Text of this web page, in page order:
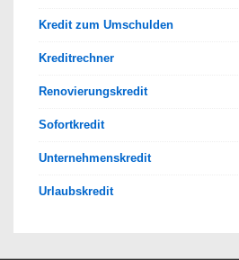
Kredit zum Umschulden
Kreditrechner
Renovierungskredit
Sofortkredit
Unternehmenskredit
Urlaubskredit